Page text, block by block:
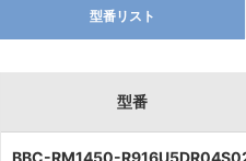
型番リスト
型番
BBC-RM1450-